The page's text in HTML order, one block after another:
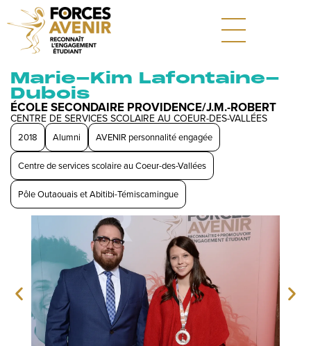
Marie-Kim Lafontaine-
Dubois
ÉCOLE SECONDAIRE PROVIDENCE/J.M.-ROBERT
CENTRE DE SERVICES SCOLAIRE AU COEUR-DES-VALLÉES
2018 Alumni AVENIR personnalité engagée
Centre de services scolaire au Coeur-des-Vallées
Pôle Outaouais et Abitibi-Témiscamingue